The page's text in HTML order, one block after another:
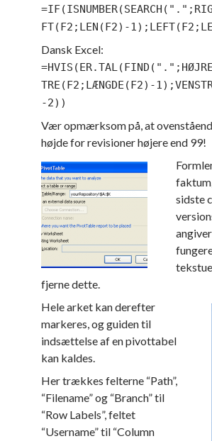
FT(F2;LEN(F2)-
Dansk Excel:
TRE(F2;LÆNGDE(F2)-
-2))
Vær opmærksom på, at
højde for revisioner højere end 99!
sidste
fjerne dette.
Hele arket kan derefter
markeres, og guiden til
indsættelse af en pivottabel
kan kaldes.
Her trækkes felterne “Path”,
“Filename” og “Branch” til
“Row Labels”, feltet
“Username” til “Column